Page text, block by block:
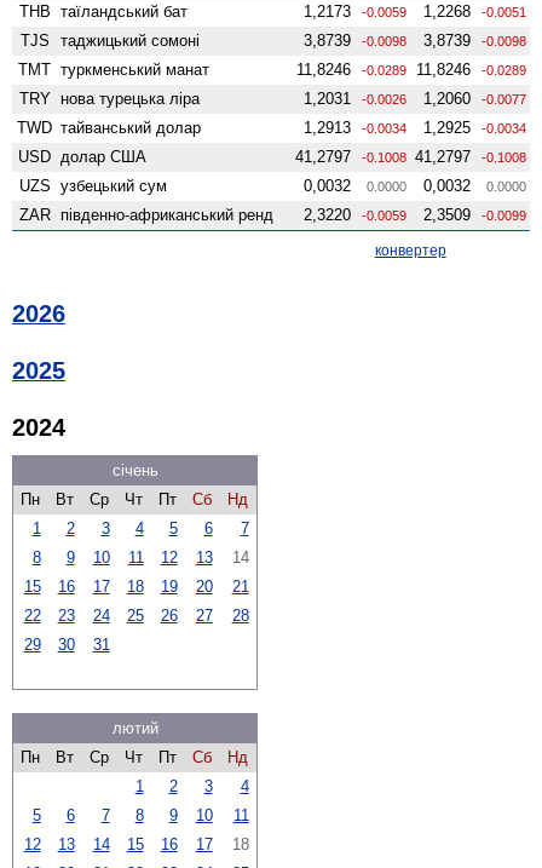
THB таїландський бат 1,2173 -0.0059 1,2268 -0.0051
TJS таджицький сомоні 3,8739 -0.0098 3,8739 -0.0098
TMT туркменський манат 11,8246 -0.0289 11,8246 -0.0289
TRY нова турецька ліра 1,2031 -0.0026 1,2060 -0.0077
TWD тайванський долар 1,2913 -0.0034 1,2925 -0.0034
USD долар США 41,2797 -0.1008 41,2797 -0.1008
UZS узбецький сум 0,0032 0.0000 0,0032 0.0000
ZAR південно-африканський ренд 2,3220 -0.0059 2,3509 -0.0099
конвертер
2026
2025
2024
січень
Пн
Вт Ср Чт Пт Сб
Нд
1
2 3 4 5 6
7
8
9 10 11 12 13
14
15
16 17 18 19 20
21
22
23 24 25 26 27
28
29
30 31
лютий
Пн
Вт Ср Чт Пт Сб
Нд
1
2 3
4
5
6 7 8 9 10
11
12
13 14 15 16 17
18